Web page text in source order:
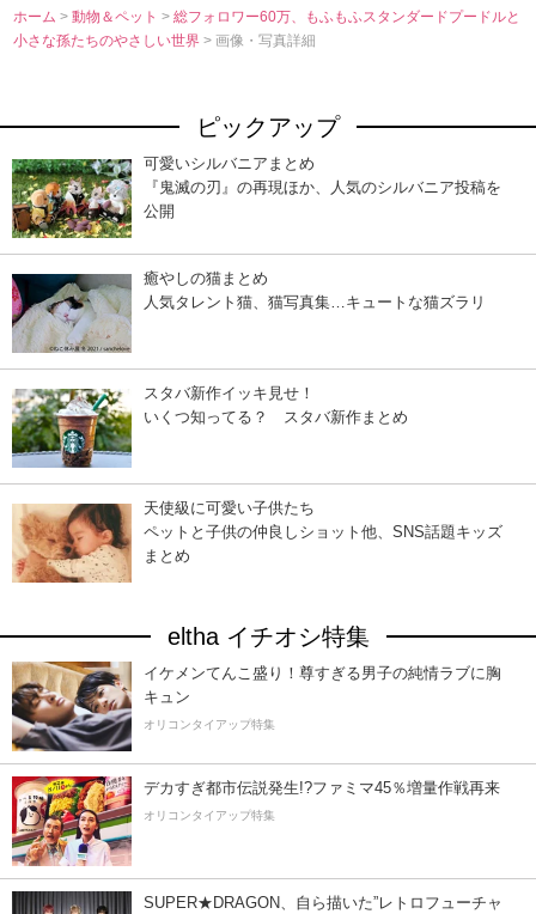
ホーム >動物＆ペット>総フォロワー60万、もふもふスタンダードプードルと
小さな孫たちのやさしい世界> 画像・写真詳細
ピックアップ
可愛いシルバニアまとめ
『鬼滅の刃』の再現ほか、人気のシルバニア投稿を
公開
癒やしの猫まとめ
人気タレント猫、猫写真集…キュートな猫ズラリ
スタバ新作イッキ見せ！
いくつ知ってる？ スタバ新作まとめ
天使級に可愛い子供たち
ペットと子供の仲良しショット他、SNS話題キッズ
まとめ
eltha イチオシ特集
イケメンてんこ盛り！尊すぎる男子の純情ラブに胸
キュン
オリコンタイアップ特集
デカすぎ都市伝説発生!?ファミマ45％増量作戦再来
オリコンタイアップ特集
SUPER★DRAGON、自ら描いた”レトロフューチャ